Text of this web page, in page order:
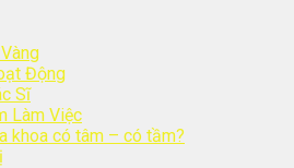
Động
Sĩ
Làm Việc
khoa có tâm – có tầm?